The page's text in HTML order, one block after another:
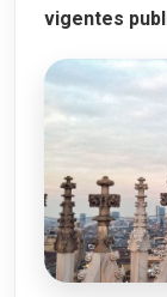
vigentes